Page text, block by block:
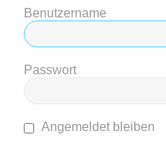
Benutzername
Passwort
Angemeldet bleiben